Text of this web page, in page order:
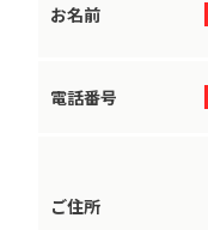
お名前
電話番号
ご住所